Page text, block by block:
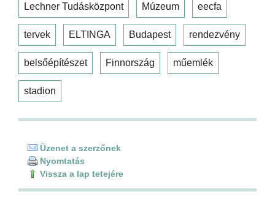
Lechner Tudásközpont Múzeum eecfa
tervek ELTINGA Budapest rendezvény
belsőépítészet Finnország műemlék
stadion
Üzenet a szerzőnek
Nyomtatás
Vissza a lap tetejére